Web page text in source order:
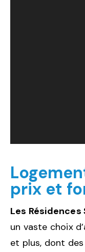
prix et
Les
un vaste choix
et plus, dont